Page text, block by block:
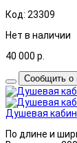
Код: 23309
Нет в наличии
40 000 р.
Сообщить о
Душевая
По длине и